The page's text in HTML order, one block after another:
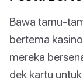
Bawa tamu-
bertema
mereka
dek kartu